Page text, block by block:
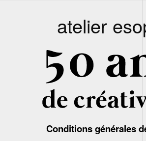
atelier
Conditions générales